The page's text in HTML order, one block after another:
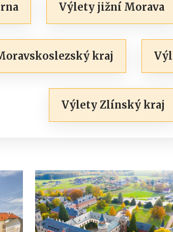
Výlety jižní Morava
kraj
Výlety Zlínský kraj